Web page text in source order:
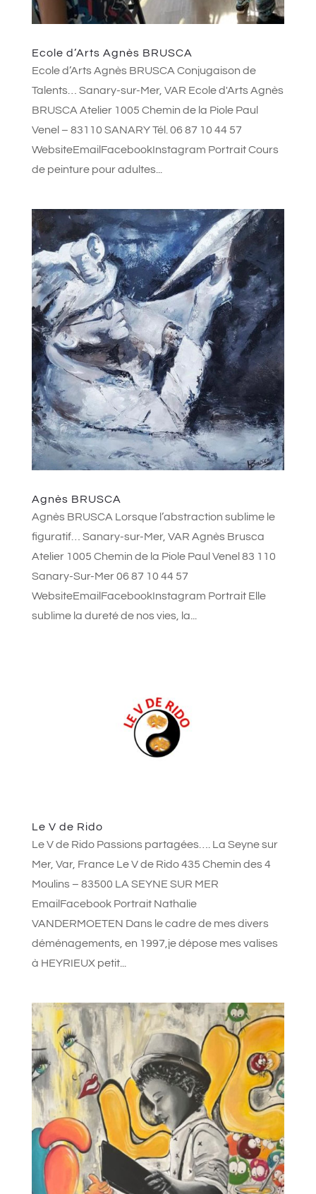
Ecole d’Arts Agnès BRUSCA
Ecole d’Arts Agnès BRUSCA Conjugaison de
Talents… Sanary-sur-Mer, VAR Ecole d'Arts Agnès
BRUSCA Atelier 1005 Chemin de la Piole Paul
Venel – 83110 SANARY Tél. 06 87 10 44 57
WebsiteEmailFacebookInstagram Portrait Cours
de peinture pour adultes...
Agnès BRUSCA
Agnès BRUSCA Lorsque l’abstraction sublime le
figuratif… Sanary-sur-Mer, VAR Agnès Brusca
Atelier 1005 Chemin de la Piole Paul Venel 83 110
Sanary-Sur-Mer 06 87 10 44 57
WebsiteEmailFacebookInstagram Portrait Elle
sublime la dureté de nos vies, la...
Le V de Rido
Le V de Rido Passions partagées…. La Seyne sur
Mer, Var, France Le V de Rido 435 Chemin des 4
Moulins – 83500 LA SEYNE SUR MER
EmailFacebook Portrait Nathalie
VANDERMOETEN Dans le cadre de mes divers
déménagements, en 1997,je dépose mes valises
à HEYRIEUX petit...